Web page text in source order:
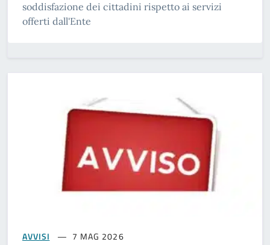
soddisfazione dei cittadini rispetto ai servizi
offerti dall'Ente
AVVISI 7 MAG 2026